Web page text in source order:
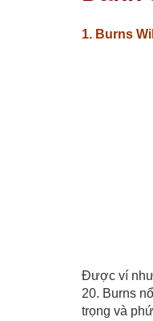
1. Burns
Được ví như
20. Burns
trọng và